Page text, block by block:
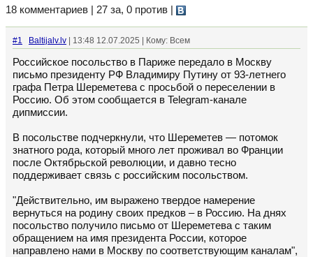
18 комментариев | 27 за, 0 против
#1 Baltijalv.lv | 13:48 12.07.2025 | Кому: Всем
Российское посольство в Париже передало в Москву
письмо президенту РФ Владимиру Путину от 93-летнего
графа Петра Шереметева с просьбой о переселении в
Россию. Об этом сообщается в Telegram-канале
дипмиссии.
В посольстве подчеркнули, что Шереметев — потомок
знатного рода, который много лет проживал во Франции
после Октябрьской революции, и давно тесно
поддерживает связь с российским посольством.
"Действительно, им выражено твердое намерение
вернуться на родину своих предков – в Россию. На днях
посольство получило письмо от Шереметева с таким
обращением на имя президента России, которое
направлено нами в Москву по соответствующим каналам",